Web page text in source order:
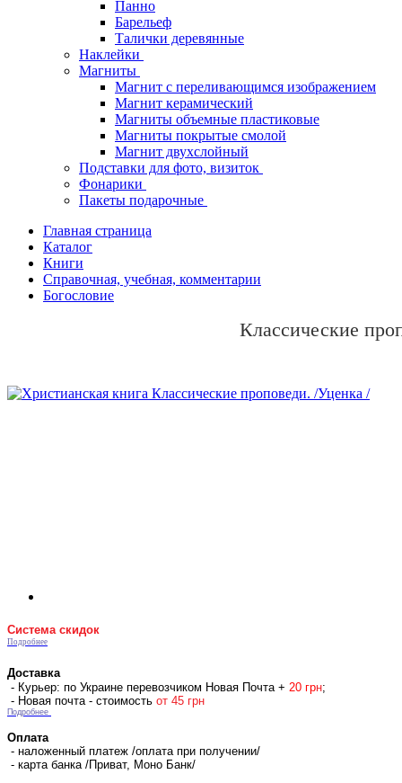
Панно
Барельеф
Талички деревянные
Наклейки
Магниты
Магнит с переливающимся изображением
Магнит керамический
Магниты объемные пластиковые
Магниты покрытые смолой
Магнит двухслойный
Подставки для фото, визиток
Фонарики
Пакеты подарочные
Главная страница
Каталог
Книги
Справочная, учебная, комментарии
Богословие
Классические
Система скидок
Подробнее
Доставка
- Курьер: по Украине перевозчиком Новая Почта + 20 грн;
- Новая почта - стоимость от 45 грн
Подробнее
Оплата
- наложенный платеж /оплата при получении/
- карта банка /Приват, Моно Банк/